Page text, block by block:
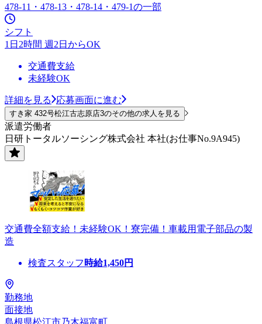
478-11・478-13・478-14・479-1の一部
シフト
1日2時間 週2日からOK
交通費支給
未経験OK
詳細を見る 応募画面に進む
すき家 432号松江古志原店3のその他の求人を見る
派遣労働者
日研トータルソーシング株式会社 本社(お仕事No.9A945)
交通費全額支給！未経験OK！寮完備！車載用電子部品の製
造
検査スタッフ 時給1,450円
勤務地
面接地
島根県松江市乃木福富町